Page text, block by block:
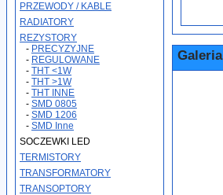
PRZEWODY / KABLE
RADIATORY
REZYSTORY
- PRECYZYJNE
- REGULOWANE
- THT <1W
- THT >1W
- THT INNE
- SMD 0805
- SMD 1206
- SMD Inne
SOCZEWKI LED
TERMISTORY
TRANSFORMATORY
TRANSOPTORY
Galeria